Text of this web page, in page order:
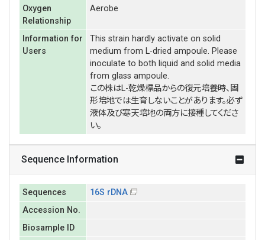
Oxygen
Relationship
Aerobe
Information for
Users
This strain hardly activate on solid
medium from L-dried ampoule. Please
inoculate to both liquid and solid media
from glass ampoule.
この株はL-乾燥標品からの復元培養時、固
形培地では生育しないことがあります。必ず
液体及び寒天培地の両方に接種してくださ
い。
Sequence Information
Sequences
16S rDNA
Accession No.
Biosample ID